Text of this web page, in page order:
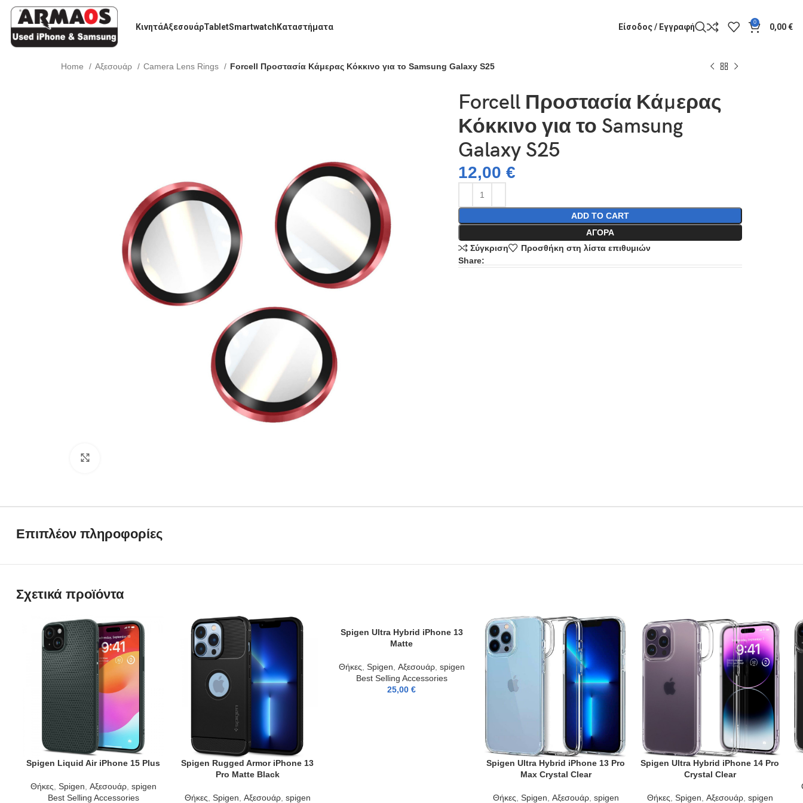
ΚινητάΑξεσουάρTabletSmartwatch Καταστήματα Είσοδος / Εγγραφή 0 0,00€
Home Αξεσουάρ Camera Lens Rings Forcell Προστασία Κάμερας Κόκκινο για το Samsung Galaxy S25
Forcell Προστασία Κάμερας
Κόκκινο για το Samsung
Galaxy S25
12,00 €
ADD TO CART
ΑΓΟΡΆ
Σύγκριση
Προσθήκη στη λίστα επιθυμιών
Share:
Επιπλέον πληροφορίες
Σχετικά προϊόντα
ADD TO CART
Spigen Liquid Air iPhone 15 Plus
Θήκες Spigen Αξεσουάρ, spigen
Best Selling Accessories
ADD TO CART
Spigen Rugged Armor iPhone 13
Pro Matte Black
Θήκες Spigen Αξεσουάρ, spigen
ADD TO CART
Spigen Ultra Hybrid iPhone 13
Matte
Θήκες Spigen Αξεσουάρ, spigen
Best Selling Accessories
25,00 €
ADD TO CART
Spigen Ultra Hybrid iPhone 13 Pro
Max Crystal Clear
Θήκες Spigen Αξεσουάρ, spigen
ADD TO CART
Spigen Ultra Hybrid iPhone 14 Pro
Crystal Clear
Θήκες Spigen Αξεσουάρ, spigen